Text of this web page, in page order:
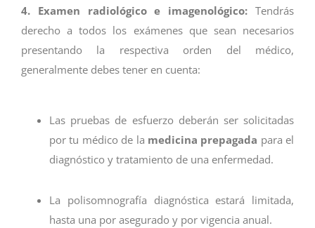
4. Examen radiológico e imagenológico: Tendrás
derecho a todos los exámenes que sean necesarios
presentando la respectiva orden del médico,
generalmente debes tener en cuenta:
Las pruebas de esfuerzo deberán ser solicitadas
por tu médico de la medicina prepagada para el
diagnóstico y tratamiento de una enfermedad.
La polisomnografía diagnóstica estará limitada,
hasta una por asegurado y por vigencia anual.